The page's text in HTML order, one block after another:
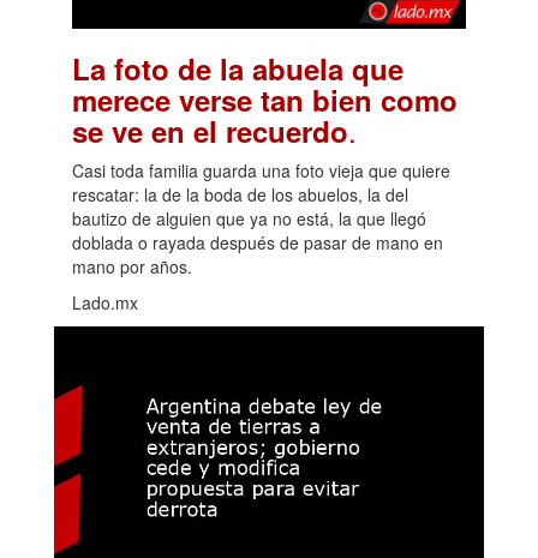
La foto de la abuela que
merece verse tan bien como
se ve en el recuerdo.
Casi toda familia guarda una foto vieja que quiere
rescatar: la de la boda de los abuelos, la del
bautizo de alguien que ya no está, la que llegó
doblada o rayada después de pasar de mano en
mano por años.
Lado.mx